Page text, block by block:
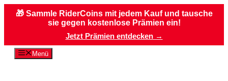
🎁 Sammle RiderCoins mit jedem Kaufund tausche
sie gegen kostenlose Prämien ein!
Jetzt Prämien entdecken →
Zum
Inhalt
Menü